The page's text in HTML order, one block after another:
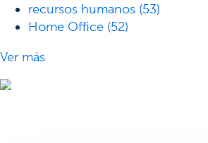
recursos humanos (53)
Home Office (52)
Ver más